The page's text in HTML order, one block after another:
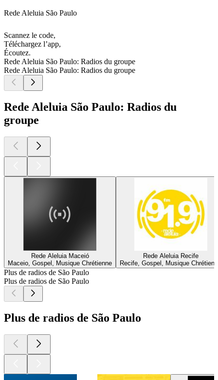
Rede Aleluia São Paulo
Scannez le code,
Téléchargez l’app,
Écoutez.
Rede Aleluia São Paulo: Radios du groupe
Rede Aleluia São Paulo: Radios du groupe
Rede Aleluia São Paulo: Radios du
groupe
Rede Aleluia Maceió
Maceio, Gospel, Musique Chrétienne
Rede Aleluia Recife
Recife, Gospel, Musique
Plus de radios de São Paulo
Plus de radios de São Paulo
Plus de radios de São Paulo